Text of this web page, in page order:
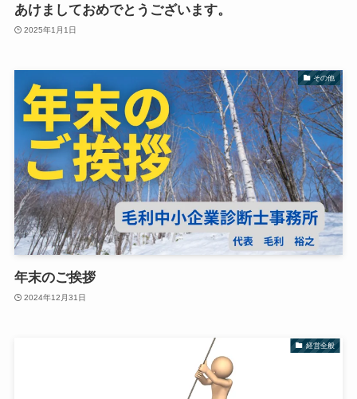
あけましておめでとうございます。
2025年1月1日
その他
年末のご挨拶
2024年12月31日
経営全般